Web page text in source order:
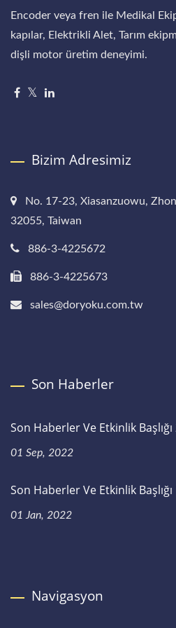
Encoder veya fren ile Medikal
kapılar, Elektrikli Alet, Tarım
dişli motor üretim deneyimi.
Bizim Adresimiz
No. 17-23, Xiasanzuowu,
32055, Taiwan
886-3-4225672
886-3-4225673
sales@doryoku.com.tw
Son Haberler
Son Haberler Ve Etkinlik Başlığı
01 Sep, 2022
Son Haberler Ve Etkinlik Başlığı
01 Jan, 2022
Navigasyon